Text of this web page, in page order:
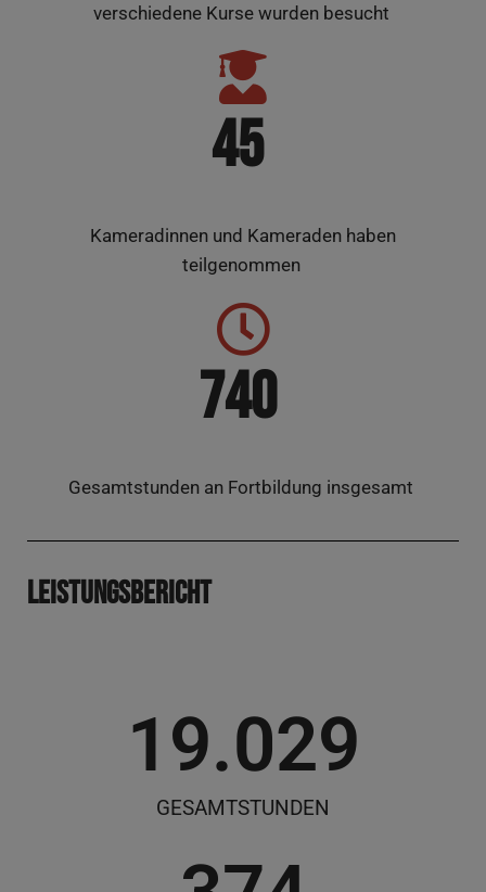
ver­schie­de­ne Kur­se wur­den besucht
45
Kame­ra­din­nen und Kame­ra­den haben
teilgenommen
740
Gesamt­stun­den an Fort­bil­dung insgesamt
Leis­tungs­be­richt
GESAMTSTUNDEN
19.029